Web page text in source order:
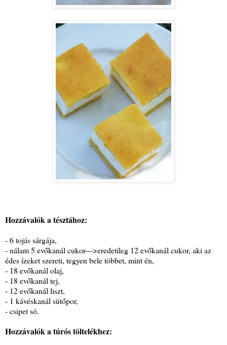
Hozzávalók a tésztához:
- 6 tojás sárgája,
- nálam 5 evőkanál cukor--->eredetileg 12 evőkanál cukor, aki az
édes ízeket szereti, tegyen bele többet, mint én,
- 18 evőkanál olaj,
- 18 evőkanál tej,
- 12 evőkanál liszt,
- 1 kávéskanál sütőpor,
- csipet só.
Hozzávalók a túrós töltelékhez: